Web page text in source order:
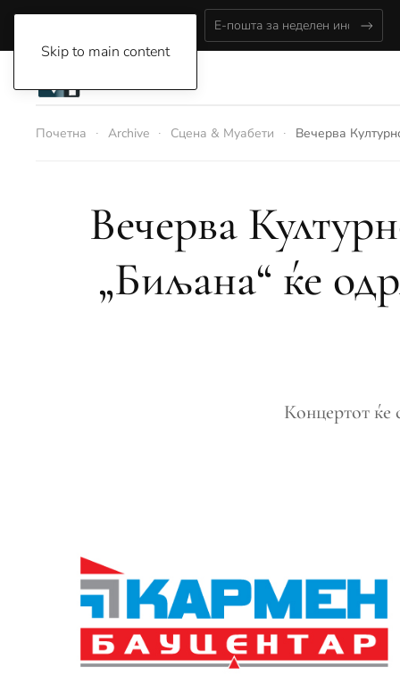
Skip to main content
Почетна Archive Сцена & Муабети Вечерва
Вечерва
„Биљана“ ќе
Концертот ќе